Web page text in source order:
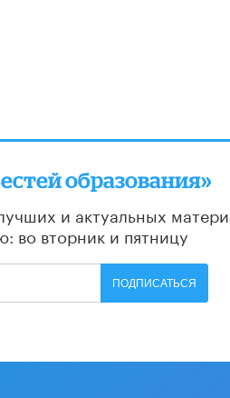
образования»
и актуальных
во вторник и пятницу
ПОДПИСАТЬСЯ